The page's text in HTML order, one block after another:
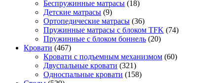
Беспружинные матрасы (18)
Детские матрасы (9)
Ортопедические матрасы (36)
Пружинные матрасы с блоком TFK (74)
Пружинные с блоком боннель (20)
Кровати (467)
Кровати с подъемным механизмом (60)
Двуспальные кровати (321)
Односпальные кровати (158)